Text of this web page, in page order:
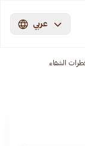
عربي
الشفاء